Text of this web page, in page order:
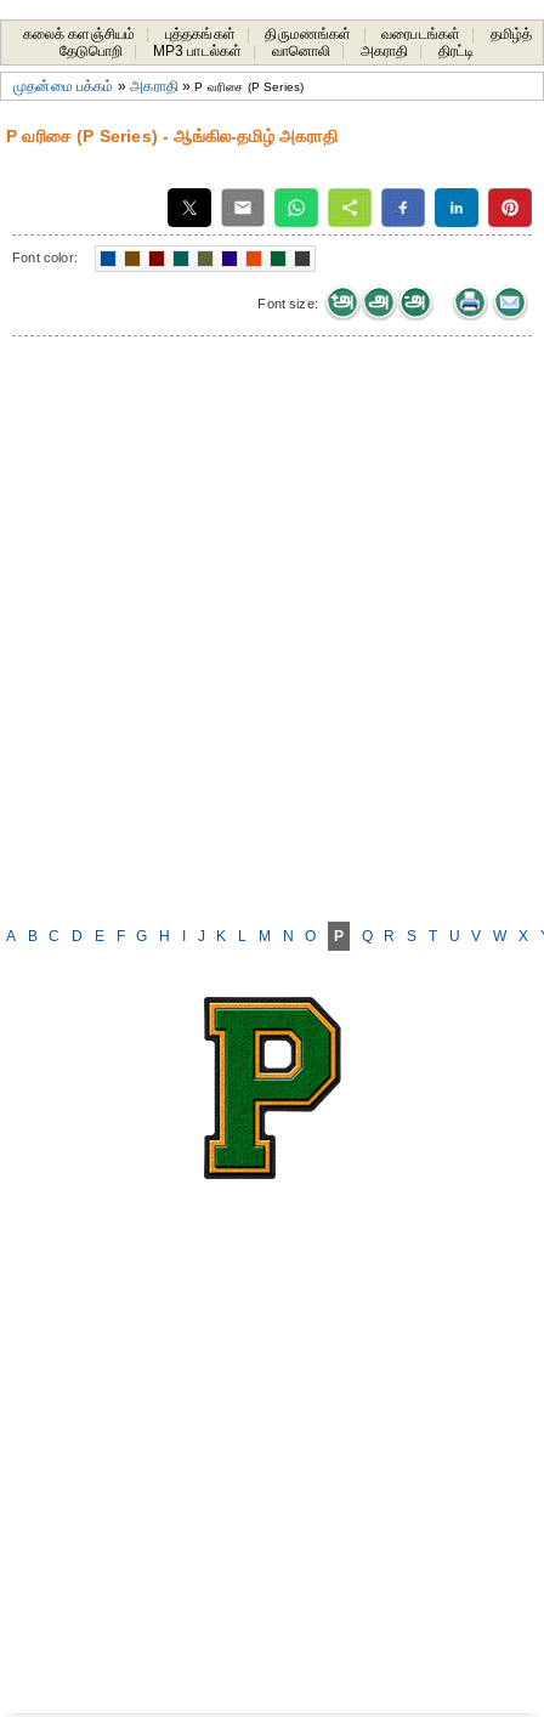
கலைக் களஞ்சியம் புத்தகங்கள் திருமணங்கள் வரைபடங்கள்
தமிழ்த்
தேடுபொறி
MP3 பாடல்கள் வானொலி அகராதி திரட்டி
முதன்மை பக்கம் »அகராதி»P வரிசை (P Series)
P வரிசை (P Series) - ஆங்கில-தமிழ் அகராதி
Font color:
Font size:
A B C D E F G H J K L M N O P Q R S T U V W X